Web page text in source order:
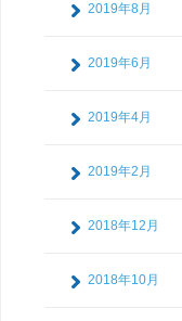
2019年8月
2019年6月
2019年4月
2019年2月
2018年12月
2018年10月